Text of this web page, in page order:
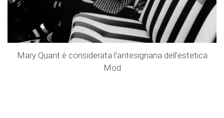
Mary Quant è considerata l’antesignana dell’estetica
Mod